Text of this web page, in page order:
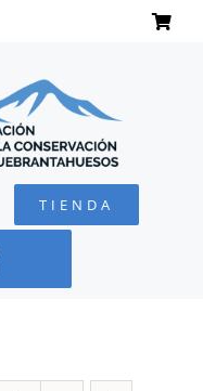
TIENDA